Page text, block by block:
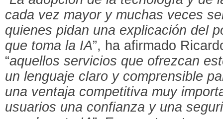
cada vez mayor y muchas veces
quienes pidan una explicación del
que toma la IA”, ha afirmado
“aquellos servicios que ofrezcan
un lenguaje claro y comprensible
una ventaja competitiva muy
usuarios una confianza y una